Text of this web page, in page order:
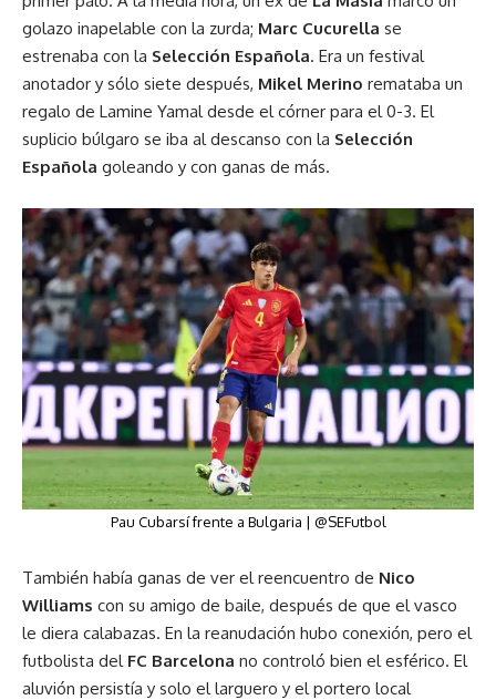
golazo inapelable con la zurda; Marc Cucurella se
estrenaba con la Selección Española. Era un festival
anotador y sólo siete después, Mikel Merino remataba un
regalo de Lamine Yamal desde el córner para el 0-3. El
suplicio búlgaro se iba al descanso con la Selección
Española goleando y con ganas de más.
Pau Cubarsí frente a Bulgaria | @SEFutbol
También había ganas de ver el reencuentro de Nico
Williams con su amigo de baile, después de que el vasco
le diera calabazas. En la reanudación hubo conexión, pero el
futbolista del FC Barcelona no controló bien el esférico. El
aluvión persistía y solo el larguero y el portero local